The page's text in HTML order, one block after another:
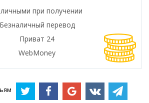
при получении
Безналичный перевод
Приват 24
WebMoney